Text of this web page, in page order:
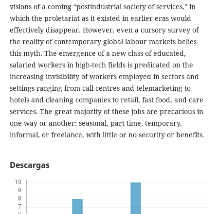
visions of a coming “postindustrial society of services,” in
which the proletariat as it existed in earlier eras would
effectively disappear. However, even a cursory survey of
the reality of contemporary global labour markets belies
this myth. The emergence of a new class of educated,
salaried workers in high-tech fields is predicated on the
increasing invisibility of workers employed in sectors and
settings ranging from call centres and telemarketing to
hotels and cleaning companies to retail, fast food, and care
services. The great majority of these jobs are precarious in
one way or another: seasonal, part-time, temporary,
informal, or freelance, with little or no security or benefits.
Descargas